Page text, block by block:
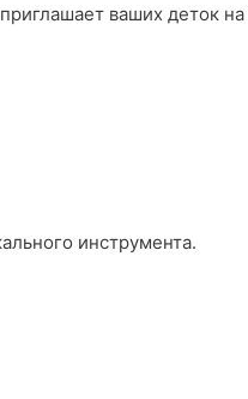
ваших деток на
инструмента.